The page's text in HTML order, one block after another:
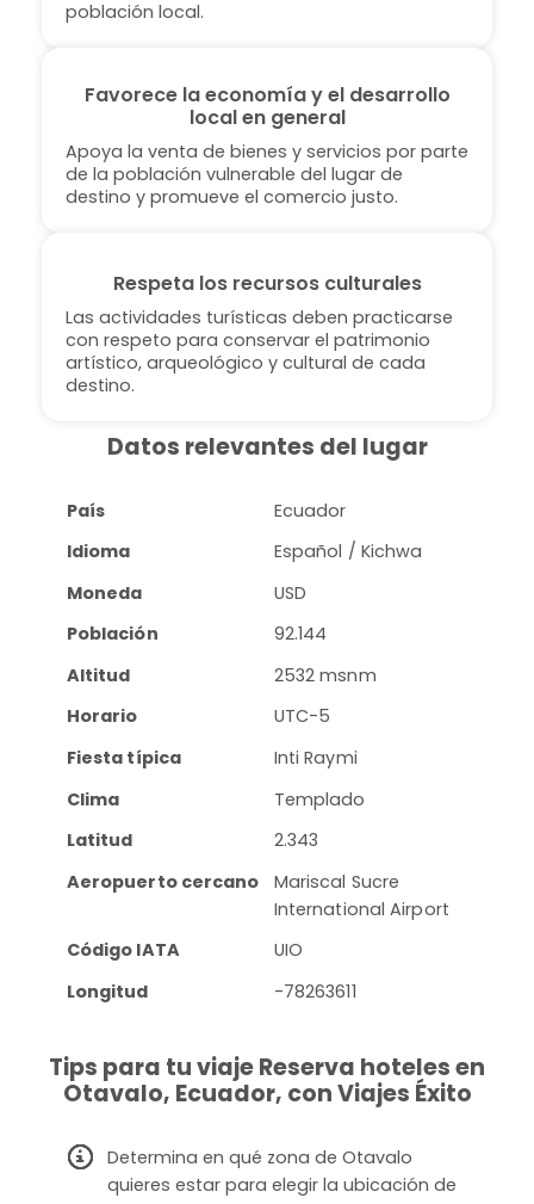
población local.
Favorece la economía y el desarrollo
local en general
Apoya la venta de bienes y servicios por parte
de la población vulnerable del lugar de
destino y promueve el comercio justo.
Respeta los recursos culturales
Las actividades turísticas deben practicarse
con respeto para conservar el patrimonio
artístico, arqueológico y cultural de cada
destino.
Datos relevantes del lugar
País
Ecuador
Idioma
Español / Kichwa
Moneda
USD
Población
92.144
Altitud
2532 msnm
Horario
UTC-5
Fiesta típica
Inti Raymi
Clima
Templado
Latitud
2.343
Aeropuerto cercano
Mariscal Sucre
International Airport
Código IATA
UIO
Longitud
-78263611
Tips para tu viaje Reserva hoteles en
Otavalo, Ecuador, con Viajes Éxito
Determina en qué zona de Otavalo
quieres estar para elegir la ubicación de